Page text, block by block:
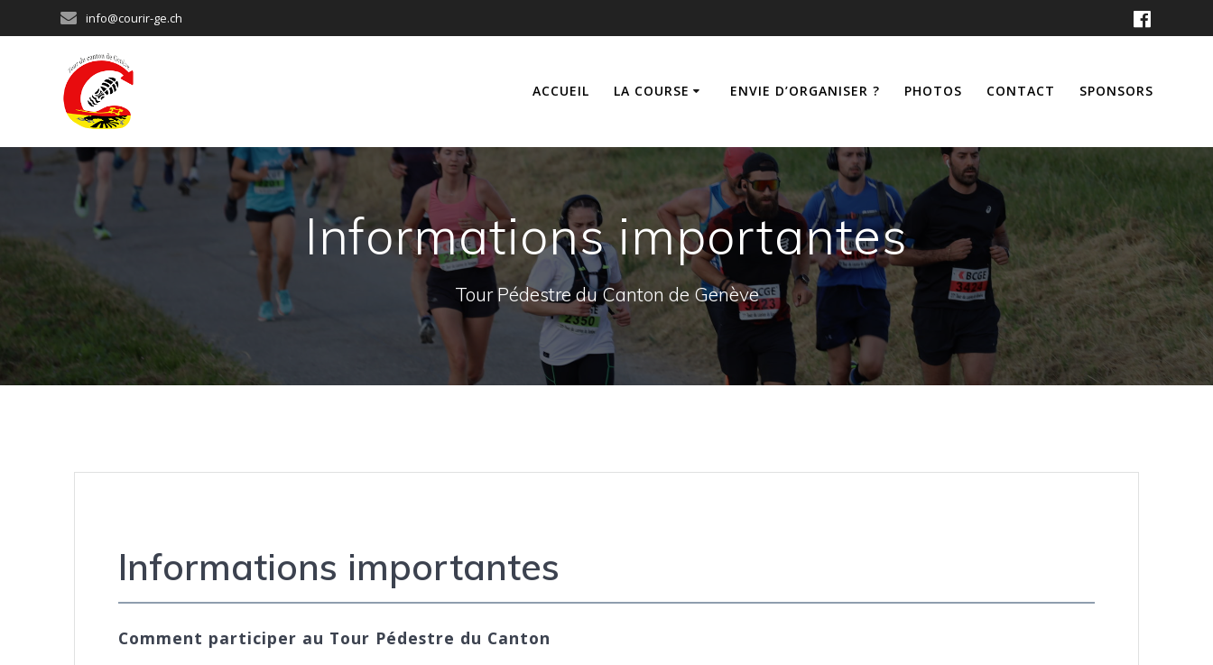
au
info@courir-ge.ch
ACCUEIL LA COURSE ENVIE D’ORGANISER ? PHOTOS CONTACT SPONSORS
Informations importantes
Tour Pédestre du Canton de Genève
Informations importantes
Comment participer au Tour Pédestre du Canton